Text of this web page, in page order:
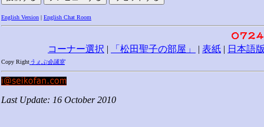
English Version English Chat Room
コーナー選択 | 「松田聖子の部屋」 | 表紙 | 日本語
Copy Right うぇぶ会議室
Last Update: 16 October 2010